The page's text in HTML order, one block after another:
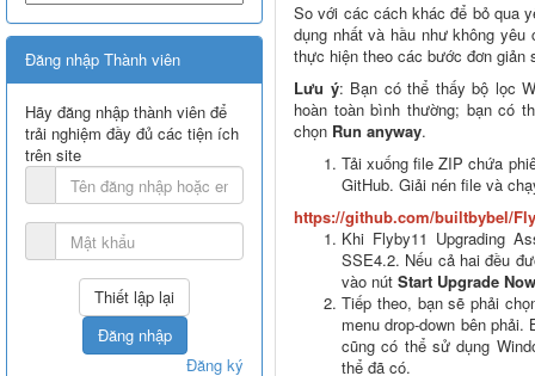
So với các cách khác để bỏ qua
dụng nhất và hầu như không
thực hiện theo các bước đơn giản
Lưu ý: Bạn có thể thấy bộ lọc
hoàn toàn bình thường; bạn có
chọn Run anyway.
Tải xuống file ZIP chứa
GitHub. Giải nén file và
​​​​​​​https://github.com/builtbybel/
Khi Flyby11 Upgrading
SSE4.2. Nếu cả hai đều
vào nút Start Upgrade Now
Tiếp theo, bạn sẽ phải
menu drop-down bên
cũng có thể sử dụng
thể đã có.
Đăng nhập Thành viên
Hãy đăng nhập thành viên để
trải nghiệm đầy đủ các tiện ích
trên site
Đăng nhập
Đăng ký